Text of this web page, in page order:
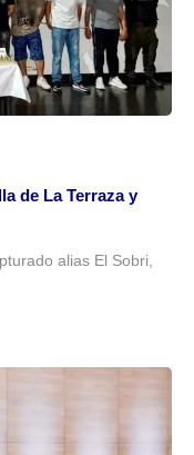
de La Terraza y
alias El Sobri,